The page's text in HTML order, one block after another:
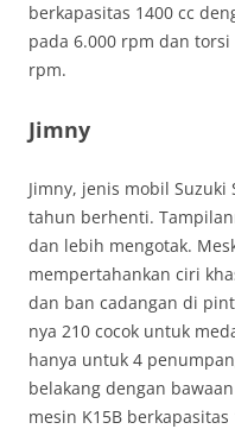
berkapasitas 1400 cc
pada 6.000 rpm dan
rpm.
Jimny
Jimny, jenis mobil
tahun berhenti.
dan lebih mengotak.
mempertahankan ciri
dan ban cadangan di
nya 210 cocok untuk
hanya untuk 4
belakang dengan
mesin K15B